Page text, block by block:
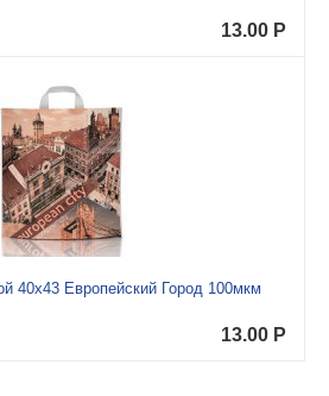
13.00 Р
40x43 Европейский Город 100мкм
13.00 Р